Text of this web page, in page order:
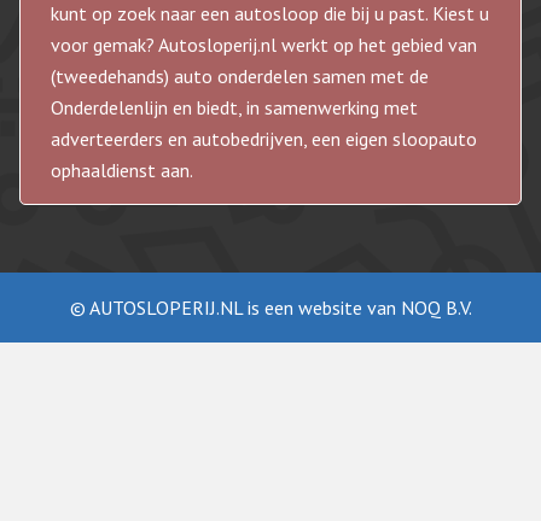
kunt op zoek naar een autosloop die bij u past. Kiest u
voor gemak? Autosloperij.nl werkt op het gebied van
(tweedehands) auto onderdelen samen met de
Onderdelenlijn en biedt, in samenwerking met
adverteerders en autobedrijven, een eigen sloopauto
ophaaldienst aan.
© AUTOSLOPERIJ.NL is een website van NOQ B.V.